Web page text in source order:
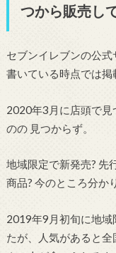
つから販売し
セブンイレブンの公
書いている時点では掲
2020年3月に店頭で見
のの 見つからず。
地域限定で新発売? 先
商品? 今のところ分か
2019年9月初旬に地域
たが、人気があると